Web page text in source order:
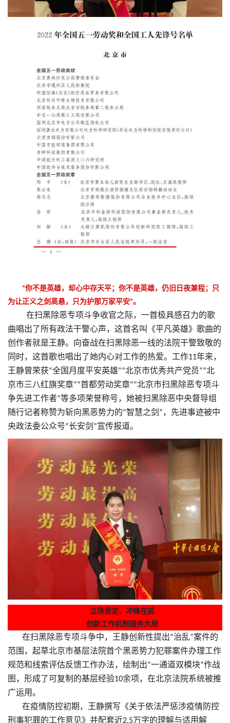
“你不是英雄，却心中存天平；你不是英雄，仍旧日夜兼程；只
为让正义之剑高悬，只为护那万家平安”。
在扫黑除恶专项斗争收官之际，一首极具感召力的歌
曲唱出了所有政法干警心声，这首名叫《平凡英雄》歌曲的
创作者就是王静。向奋战在扫黑除恶一线的法院干警致敬的
同时，这首歌也唱出了她内心对工作的热爱。工作11年来，
王静曾荣获“全国月度平安英雄”“北京市优秀共产党员”“北
京市三八红旗奖章”“首都劳动奖章”“北京市扫黑除恶专项斗
争先进工作者”等多项荣誉称号，她被扫黑除恶中央督导组
随行记者称赞为斩向黑恶势力的“智慧之剑 ”，先进事迹被中
央政法委公众号“长安剑 ”宣传报道。
立场坚定、冲锋在前
创新工作机制服务大局
在扫黑除恶专项斗争中，王静创新性提出“治乱”案件的
范围，起草北京市基层法院首个黑恶势力犯罪案件办理工作
规范和线索评估反馈工作办法，绘制出“一通道双模块”作战
图，形成了可复制的基层经验10余项，在北京法院系统被推
广运用。
在疫情防控初期，王静撰写《关于依法严惩涉疫情防控
刑事犯罪的工作意见》并配套近2.5万字的理解与适用解